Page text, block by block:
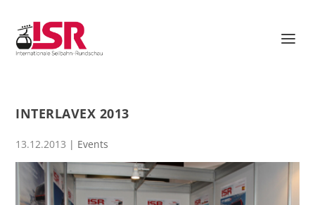
INTERLAVEX 2013
13.12.2013 | Events